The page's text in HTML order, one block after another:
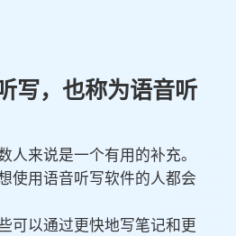
写，也称为语音听
人来说是一个有用的补充。
使用语音听写软件的人都会
可以通过更快地写笔记和更